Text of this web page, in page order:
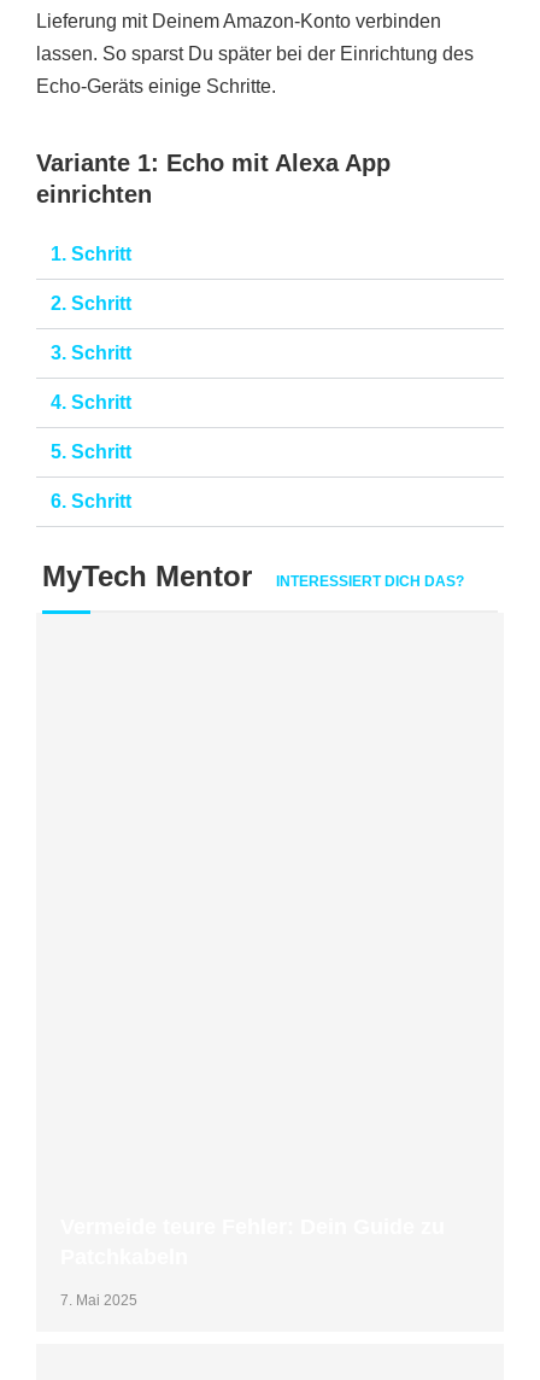
Lieferung mit Deinem Amazon-Konto verbinden
lassen. So sparst Du später bei der Einrichtung des
Echo-Geräts einige Schritte.
Variante 1: Echo mit Alexa App
einrichten
1. Schritt
2. Schritt
3. Schritt
4. Schritt
5. Schritt
6. Schritt
MyTech Mentor INTERESSIERT DICH DAS?
7. Mai 2025